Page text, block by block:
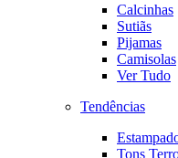
Calcinhas
Sutiãs
Pijamas
Camisolas
Ver Tudo
Tendências
Tons